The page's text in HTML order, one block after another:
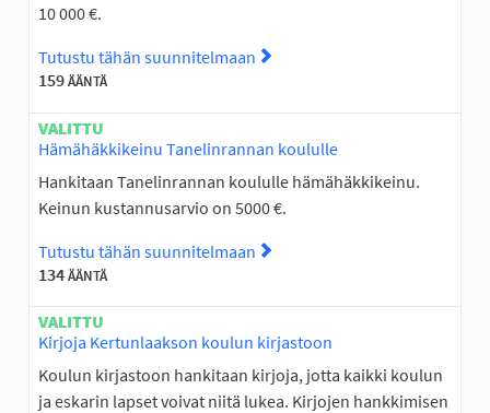
10 000 €.
Tutustu tähän suunnitelmaan
159ÄÄNTÄ
VALITTU
Hämähäkkikeinu Tanelinrannan koululle
Hankitaan Tanelinrannan koululle hämähäkkikeinu.
Keinun kustannusarvio on 5000 €.
Tutustu tähän suunnitelmaan
134ÄÄNTÄ
VALITTU
Kirjoja Kertunlaakson koulun kirjastoon
Koulun kirjastoon hankitaan kirjoja, jotta kaikki koulun
ja eskarin lapset voivat niitä lukea. Kirjojen hankkimisen